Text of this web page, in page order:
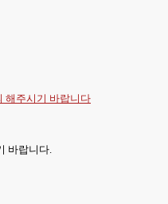
해주시기 바랍니다
바랍니다.